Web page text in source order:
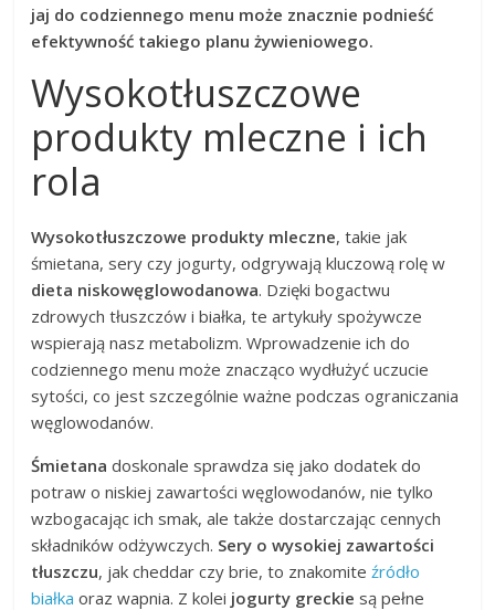
jaj do codziennego menu może znacznie podnieść
efektywność takiego planu żywieniowego.
Wysokotłuszczowe
produkty mleczne i ich
rola
Wysokotłuszczowe produkty mleczne, takie jak
śmietana, sery czy jogurty, odgrywają kluczową rolę w
dieta niskowęglowodanowa. Dzięki bogactwu
zdrowych tłuszczów i białka, te artykuły spożywcze
wspierają nasz metabolizm. Wprowadzenie ich do
codziennego menu może znacząco wydłużyć uczucie
sytości, co jest szczególnie ważne podczas ograniczania
węglowodanów.
Śmietana doskonale sprawdza się jako dodatek do
potraw o niskiej zawartości węglowodanów, nie tylko
wzbogacając ich smak, ale także dostarczając cennych
składników odżywczych. Sery o wysokiej zawartości
tłuszczu, jak cheddar czy brie, to znakomiteźródło
białka oraz wapnia. Z kolei jogurty greckie są pełne